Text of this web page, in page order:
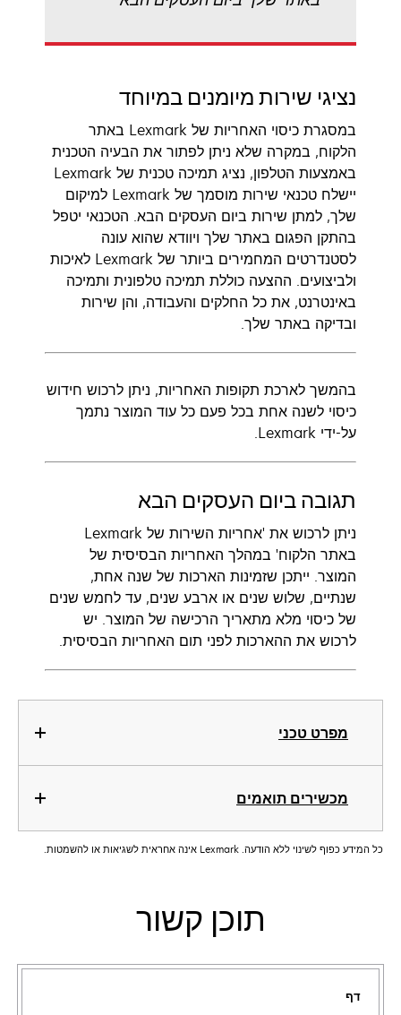
מפרט טכני
מכשירים תואמים
נציגי שירות מיומנים במיוחד
במסגרת כיסוי האחריות של Lexmark באתר
הלקוח, במקרה שלא ניתן לפתור את הבעיה הטכנית
באמצעות הטלפון, נציג תמיכה טכנית של Lexmark
יישלח טכנאי שירות מוסמך של Lexmark למיקום
שלך, למתן שירות ביום העסקים הבא. הטכנאי יטפל
בהתקן הפגום באתר שלך ויוודא שהוא עונה
לסטנדרטים המחמירים ביותר של Lexmark לאיכות
ולביצועים. ההצעה כוללת תמיכה טלפונית ותמיכה
באינטרנט, את כל החלקים והעבודה, והן שירות
ובדיקה באתר שלך.
בהמשך לארכת תקופות האחריות, ניתן לרכוש חידוש
כיסוי לשנה אחת בכל פעם כל עוד המוצר נתמך
על-ידי Lexmark.
תגובה ביום העסקים הבא
ניתן לרכוש את 'אחריות השירות של Lexmark
באתר הלקוח' במהלך האחריות הבסיסית של
המוצר. ייתכן שזמינות הארכות של שנה אחת,
שנתיים, שלוש שנים או ארבע שנים, עד לחמש שנים
של כיסוי מלא מתאריך הרכישה של המוצר. יש
לרכוש את ההארכות לפני תום האחריות הבסיסית.
כל המידע כפוף לשינוי ללא הודעה. Lexmark אינה אחראית לשגיאות או להשמטות.
תוכן קשור
דף